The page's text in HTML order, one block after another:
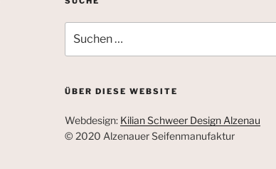
nach:
ÜBER DIESE WEBSITE
Webdesign: Kilian Schweer Design Alzenau
© 2020 Alzenauer Seifenmanufaktur